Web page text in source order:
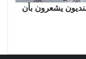
عند 3%.. الهولنديون يشعرون بأن